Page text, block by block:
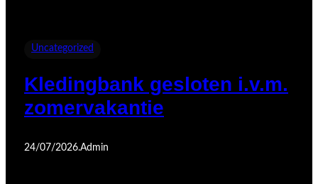
Uncategorized
Kledingbank gesloten i.v.m.
zomervakantie
24/07/2026.Admin